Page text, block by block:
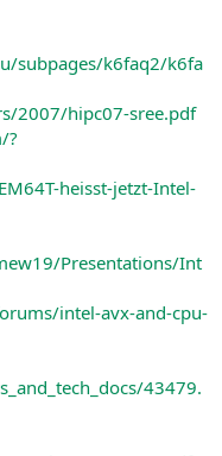
subpages/k6faq2/k6fa
2007/hipc07-sree.pdf
?
heisst-jetzt-Intel-
Presentations/Int
intel-avx-and-cpu-
43479.